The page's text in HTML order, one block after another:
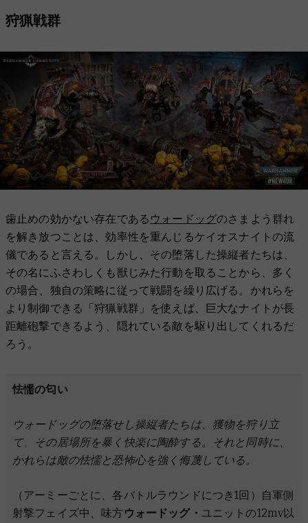
狩猟戦群
歯止めの効かない存在である ウォードッグのさまよう群れ
を解き放つことは、効率性を重んじるケイオスナイトの流
儀であると言える。しかし、その堕落した操縦者たちは、
その名にふさわしくも獣じみた行動を取ることから、多く
の場合、独自の策略に従って戦闘を繰り広げる。かれらを
より制御できる「狩猟戦群」を使えば、巨大なナイトが長
距離砲撃できるよう、隠れている敵を駆り出してくれるだ
ろう。
怯懦の匂い
ウォードッグの堕落せし操縦者たちは、獲物を狩り立
て、その居場所を暴く快楽に陶酔する。それと同時に、
かれらは敵の怯懦と恐怖心を強く侮蔑している。
（アーミーごとに、各バトルラウンドにつき1回）自軍側
射撃フェイズ中、味方ウォードッグ・ ユニットの12mv以